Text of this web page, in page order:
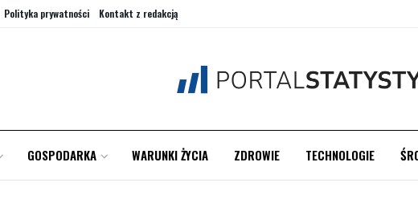
Polityka prywatności Kontakt z redakcją
GOSPODARKA WARUNKI ŻYCIA ZDROWIE TECHNOLOGIE